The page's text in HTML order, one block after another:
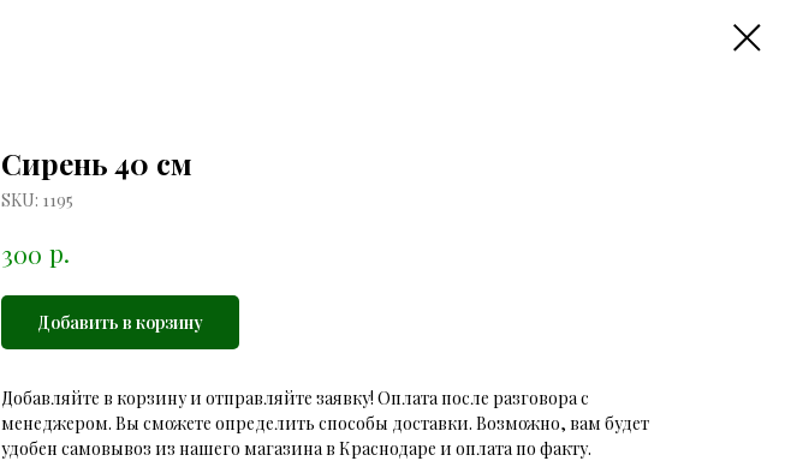
Сирень 40 см
SKU: 1195
300 р.
Добавить в корзину
Добавляйте в корзину и отправляйте заявку! Оплата после разговора с
менеджером. Вы сможете определить способы доставки. Возможно, вам будет
удобен самовывоз из нашего магазина в Краснодаре и оплата по факту.